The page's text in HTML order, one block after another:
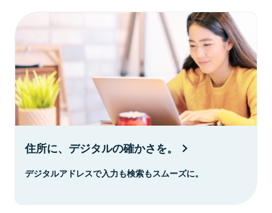
住所に、デジタルの確かさを。
デジタルアドレスで入力も検索もスムーズに。